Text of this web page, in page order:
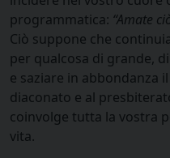
programmatica: “Amate
Ciò suppone che
per qualcosa di grande,
e saziare in abbondanza
diaconato e al
coinvolge tutta la vostra
vita.